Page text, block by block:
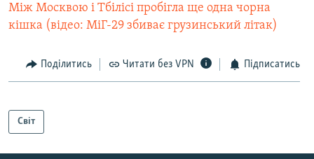
Між Москвою і Тбілісі пробігла ще одна чорна
кішка (відео: МіГ-29 збиває грузинський літак)
Поділитись Читати без VPN Підписатись
Світ